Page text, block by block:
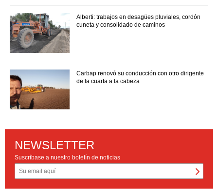
Alberti: trabajos en desagües pluviales, cordón
cuneta y consolidado de caminos
Carbap renovó su conducción con otro dirigente
de la cuarta a la cabeza
NEWSLETTER
Suscríbase a nuestro boletín de noticias